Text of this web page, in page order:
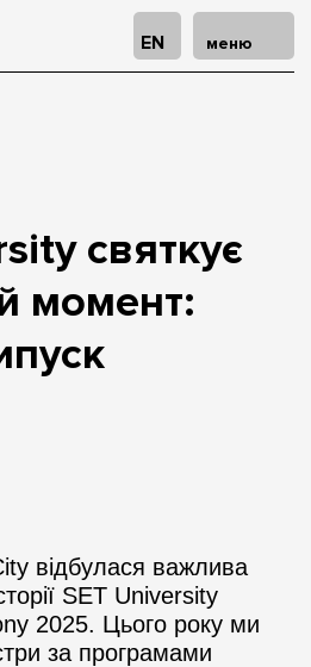
EN меню
святкує
момент:
відбулася важлива
SET University
2025. Цього року ми
за програмами